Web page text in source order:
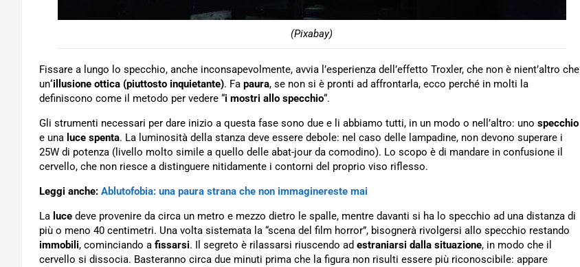
(Pixabay)
Fissare a lungo lo specchio, anche inconsapevolmente, avvia l’esperienza dell’effetto Troxler, che non è nient’altro che
un‘illusione ottica (piuttosto inquietante). Fa paura, se non si è pronti ad affrontarla, ecco perché in molti la
definiscono come il metodo per vedere “i mostri allo specchio“.
Gli strumenti necessari per dare inizio a questa fase sono due e li abbiamo tutti, in un modo o nell’altro: uno specchio
e una luce spenta. La luminosità della stanza deve essere debole: nel caso delle lampadine, non devono superare i
25W di potenza (livello molto simile a quello delle abat-jour da comodino). Lo scopo è di mandare in confusione il
cervello, che non riesce a distinguere nitidamente i contorni del proprio viso riflesso.
Leggi anche: Ablutofobia: una paura strana che non immaginereste mai
La luce deve provenire da circa un metro e mezzo dietro le spalle, mentre davanti si ha lo specchio ad una distanza di
più o meno 40 centimetri. Una volta sistemata la “scena del film horror”, bisognerà rivolgersi allo specchio restando
immobili, cominciando a fissarsi. Il segreto è rilassarsi riuscendo ad estraniarsi dalla situazione, in modo che il
cervello si dissocia. Basteranno circa due minuti prima che la figura non risulti essere più riconoscibile: appare